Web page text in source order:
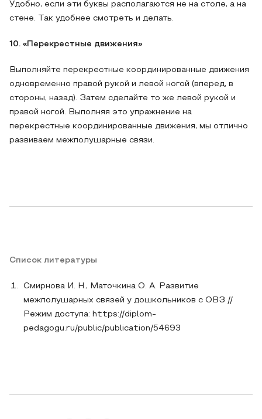
Удобно, если эти буквы располагаются не на столе, а на
стене. Так удобнее смотреть и делать.
10. «Перекрестные движения»
Выполняйте перекрестные координированные движения
одновременно правой рукой и левой ногой (вперед, в
стороны, назад). Затем сделайте то же левой рукой и
правой ногой. Выполняя это упражнение на
перекрестные координированные движения, мы отлично
развиваем межполушарные связи.
Список литературы
Смирнова И. Н., Маточкина О. А. Развитие
межполушарных связей у дошкольников с ОВЗ //
Режим доступа: https://diplom-
pedagogu.ru/public/publication/54693